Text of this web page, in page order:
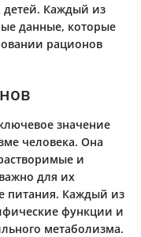
детей. Каждый из
данные, которые
рационов
значение
человека. Она
и
для их
питания. Каждый из
функции и
метаболизма.